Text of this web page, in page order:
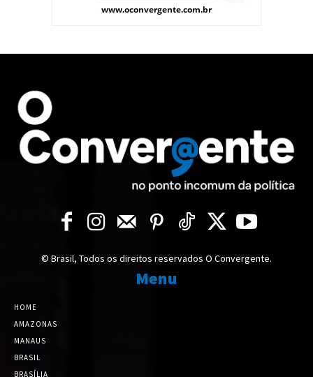
© Brasil, Todos os direitos reservados O Convergente.
Menu
HOME
AMAZONAS
MANAUS
BRASIL
BRASÍLIA